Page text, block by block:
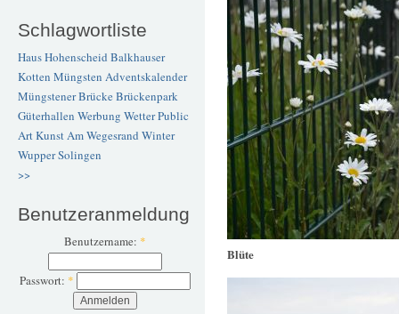
Schlagwortliste
Haus Hohenscheid Balkhauser
Kotten Müngsten Adventskalender
Müngstener BrückeBrückenpark
Güterhallen Werbung WetterPublic
ArtKunstAm Wegesrand Winter
WupperSolingen
>>
Benutzeranmeldung
Benutzername: *
Passwort: *
Blüte